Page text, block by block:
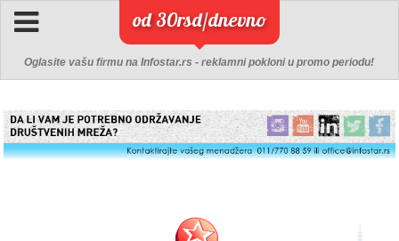
od 30rsd/dnevno
Oglasite vašu firmu na Infostar.rs - reklamni pokloni u promo periodu!